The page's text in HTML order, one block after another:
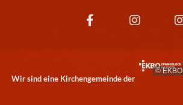
Wir sind eine Kirchengemeinde der
© EKBO